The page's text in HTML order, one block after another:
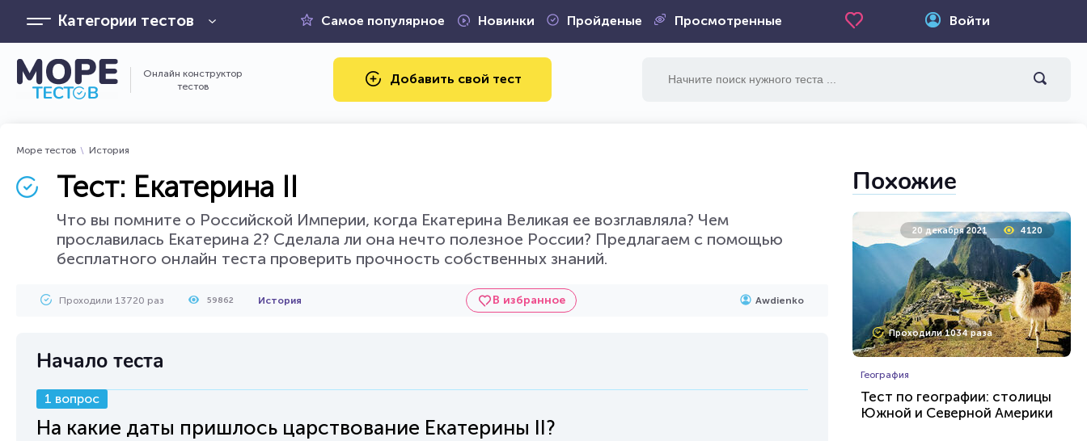
Категории тестов Самое популярное Новинки Пройденые Просмотренные Войти
Онлайн конструктор
тестов
Добавить свой тест
Море тестов История
Тест: Екатерина II
Что вы помните о Российской Империи, когда Екатерина Великая ее возглавляла? Чем
прославилась Екатерина 2? Сделала ли она нечто полезное России? Предлагаем с помощью
бесплатного онлайн теста проверить прочность собственных знаний.
Проходили 13720 раз 59862 История В избранное Awdienko
Начало теста
1 вопрос
На какие даты пришлось царствование Екатерины II?
Похожие
20 декабря 2021 4120
Проходили 1034 раза
География
Тест по географии: столицы
Южной и Северной Америки